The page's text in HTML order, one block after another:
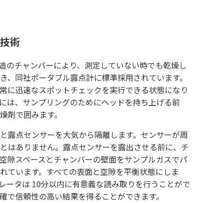
術
のチャンバーにより、測定していない時でも乾燥し
、同社ポータブル露点計に標準採用されています。
に迅速なスポットチェックを実行できる状態になり
は、サンプリングのためにヘッドを持ち上げる前
剤で囲みます。
露点センサーを大気から隔離します。センサーが周
はありません。露点センサーを露出させる前に、チ
隙スペースとチャンバーの壁面をサンプルガスでパ
ています。すべての表面と空隙を平衡状態にしま
ータは 10分以内に有意義な読み取りを行うことがで
で信頼性の高い結果を得ることができます。